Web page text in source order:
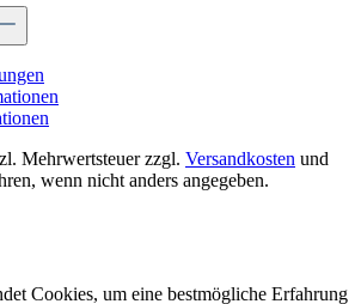
Mehrwertsteuer zzgl. Versandkosten und
wenn nicht anders angegeben.
Cookies, um eine bestmögliche Erfahrung